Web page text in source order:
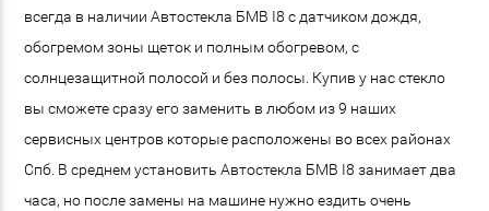
всегда в наличии Автостекла БМВ I8 с датчиком дождя,
обогремом зоны щеток и полным обогревом, с
солнцезащитной полосой и без полосы. Купив у нас стекло
вы сможете сразу его заменить в любом из 9 наших
сервисных центров которые расположены во всех районах
Спб. В среднем установить Автостекла БМВ I8 занимает два
часа, но после замены на машине нужно ездить очень